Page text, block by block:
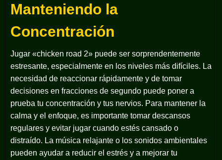
Manteniendo la
Concentración
Jugar «chicken road 2» puede ser sorprendentemente
estresante, especialmente en los niveles más difíciles. La
necesidad de reaccionar rápidamente y de tomar
decisiones en fracciones de segundo puede poner a
prueba tu concentración y tus nervios. Para mantener la
calma y el enfoque, es importante tomar descansos
regulares y evitar jugar cuando estés cansado o
distraído. La música relajante o los sonidos ambientales
pueden ayudar a reducir el estrés y a mejorar tu